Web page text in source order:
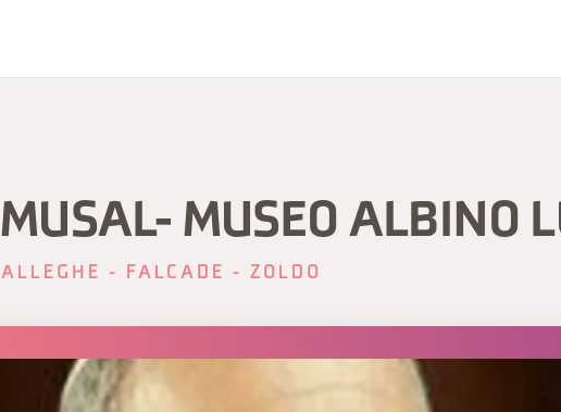
MUSAL- MUSEO ALBINO
ALLEGHE - FALCADE - ZOLDO